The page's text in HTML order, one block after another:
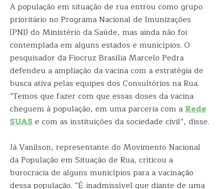
A população em situação de rua entrou como grupo
prioritário no Programa Nacional de Imunizações
(PNI) do Ministério da Saúde, mas ainda não foi
contemplada em alguns estados e municípios. O
pesquisador da Fiocruz Brasília Marcelo Pedra
defendeu a ampliação da vacina com a estratégia de
busca ativa pelas equipes dos Consultórios na Rua.
“Temos que fazer com que essas doses da vacina
cheguem à população, em uma parceria com aRede
SUASe com as instituições da sociedade civil”, disse.
Já Vanilson, representante do Movimento Nacional
da População em Situação de Rua, criticou a
burocracia de alguns municípios para a vacinação
dessa população. “É inadmissível que diante de uma